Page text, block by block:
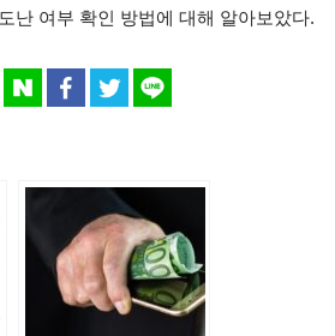
난 여부 확인 방법에 대해 알아보았다.